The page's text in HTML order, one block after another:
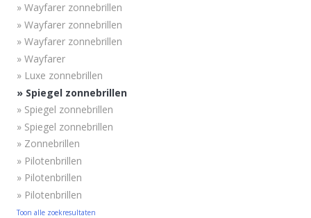
» Wayfarer zonnebrillen
» Wayfarer zonnebrillen
» Wayfarer zonnebrillen
» Wayfarer
» Luxe zonnebrillen
» Spiegel zonnebrillen
» Spiegel zonnebrillen
» Spiegel zonnebrillen
» Zonnebrillen
» Pilotenbrillen
» Pilotenbrillen
» Pilotenbrillen
Toon alle zoekresultaten